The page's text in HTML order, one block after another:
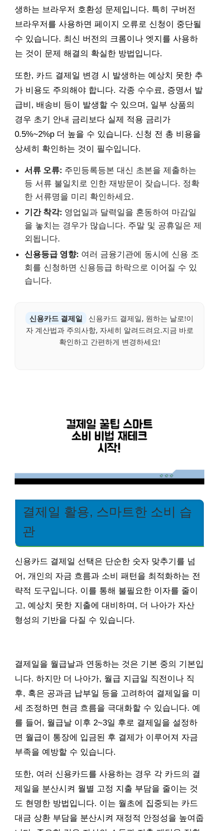
생하는 브라우저 호환성 문제입니다. 특히 구버전
브라우저를 사용하면 페이지 오류로 신청이 중단될
수 있습니다. 최신 버전의 크롬이나 엣지를 사용하
는 것이 문제 해결의 확실한 방법입니다.
또한, 카드 결제일 변경 시 발생하는 예상치 못한 추
가 비용도 주의해야 합니다. 각종 수수료, 증명서 발
급비, 배송비 등이 발생할 수 있으며, 일부 상품의
경우 초기 안내 금리보다 실제 적용 금리가
0.5%~2%p 더 높을 수 있습니다. 신청 전 총 비용을
상세히 확인하는 것이 필수입니다.
서류 오류: 주민등록등본 대신 초본을 제출하는
등 서류 불일치로 인한 재방문이 잦습니다. 정확
한 서류명을 미리 확인하세요.
기간 착각: 영업일과 달력일을 혼동하여 마감일
을 놓치는 경우가 많습니다. 주말 및 공휴일은 제
외됩니다.
신용등급 영향: 여러 금융기관에 동시에 신용 조
회를 신청하면 신용등급 하락으로 이어질 수 있
습니다.
신용카드 결제일
신용카드 결제일, 원하는 날로!이
자 계산법과 주의사항, 자세히 알려드려요.지금 바로
확인하고 간편하게 변경하세요!
결제일 활용, 스마트한 소비 습
관
신용카드 결제일 선택은 단순한 숫자 맞추기를 넘
어, 개인의 자금 흐름과 소비 패턴을 최적화하는 전
략적 도구입니다. 이를 통해 불필요한 이자를 줄이
고, 예상치 못한 지출에 대비하며, 더 나아가 자산
형성의 기반을 다질 수 있습니다.
결제일을 월급날과 연동하는 것은 기본 중의 기본입
니다. 하지만 더 나아가, 월급 지급일 직전이나 직
후, 혹은 공과금 납부일 등을 고려하여 결제일을 미
세 조정하면 현금 흐름을 극대화할 수 있습니다. 예
를 들어, 월급날 이후 2~3일 후로 결제일을 설정하
면 월급이 통장에 입금된 후 결제가 이루어져 자금
부족을 예방할 수 있습니다.
또한, 여러 신용카드를 사용하는 경우 각 카드의 결
제일을 분산시켜 월별 고정 지출 부담을 줄이는 것
도 현명한 방법입니다. 이는 월초에 집중되는 카드
대금 상환 부담을 분산시켜 재정적 안정성을 높여줍